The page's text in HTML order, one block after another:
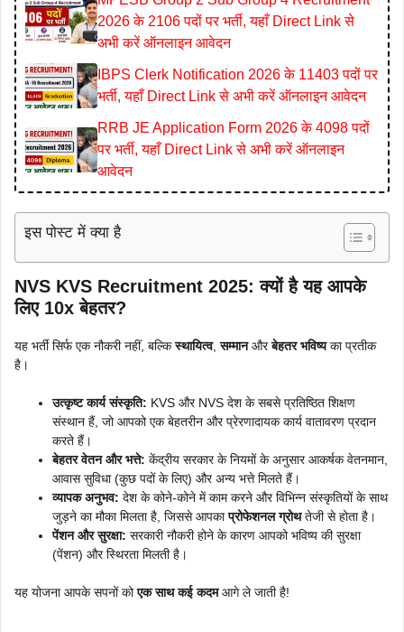
2026 के 2106 पदों पर भर्ती, यहाँ Direct Link से
अभी करें ऑनलाइन आवेदन
IBPS Clerk Notification 2026 के 11403 पदों पर
भर्ती, यहाँ Direct Link से अभी करें ऑनलाइन आवेदन
RRB JE Application Form 2026 के 4098 पदों
पर भर्ती, यहाँ Direct Link से अभी करें ऑनलाइन
आवेदन
इस पोस्ट में क्या है
NVS KVS Recruitment 2025: क्यों है यह आपके
लिए 10x बेहतर?
यह भर्ती सिर्फ एक नौकरी नहीं, बल्किस्थायित्व,सम्मानऔरबेहतर भविष्यका प्रतीक
है।
उत्कृष्ट कार्य संस्कृति: KVS और NVS देश के सबसे प्रतिष्ठित शिक्षण
संस्थान हैं, जो आपको एक बेहतरीन और प्रेरणादायक कार्य वातावरण प्रदान
करते हैं।
बेहतर वेतन और भत्ते: केंद्रीय सरकार के नियमों के अनुसार आकर्षक वेतनमान,
आवास सुविधा (कुछ पदों के लिए) और अन्य भत्ते मिलते हैं।
व्यापक अनुभव: देश के कोने-कोने में काम करने और विभिन्न संस्कृतियों के साथ
जुड़ने का मौका मिलता है, जिससे आपकाप्रोफेशनल ग्रोथतेजी से होता है।
पेंशन और सुरक्षा: सरकारी नौकरी होने के कारण आपको भविष्य की सुरक्षा
(पेंशन) और स्थिरता मिलती है।
यह योजना आपके सपनों कोएक साथ कई कदमआगे ले जाती है!